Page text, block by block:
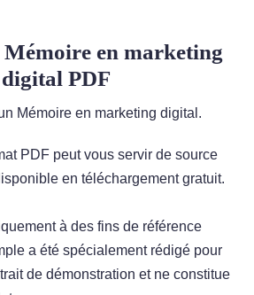
Mémoire en marketing
digital PDF
Mémoire en marketing digital.
PDF peut vous servir de source
en téléchargement gratuit.
à des fins de référence
a été spécialement rédigé pour
de démonstration et ne constitue